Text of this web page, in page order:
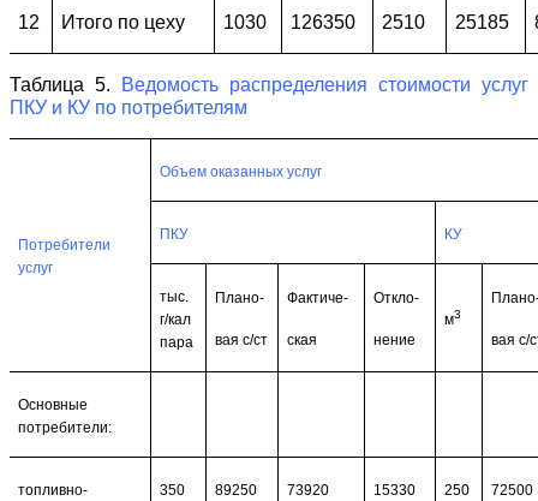
12 Итого по цеху 1030 126350 2510 25185
Таблица 5.
Ведомость распределения стоимости услуг
ПКУ и КУ по потребителям
Потребители
услуг
Объем оказанных услуг
ПКУ КУ
тыс.
г/кал
пара
Плано-
вая с/ст
Фактиче-
ская
Откло-
нение
м3
вая с/
Основные
потребители:
топливно-
350 89250 73920 15330 250 72500